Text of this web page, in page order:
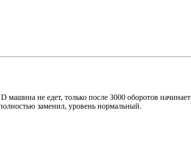
не едет, только после 3000 оборотов
заменил, уровень нормальный.